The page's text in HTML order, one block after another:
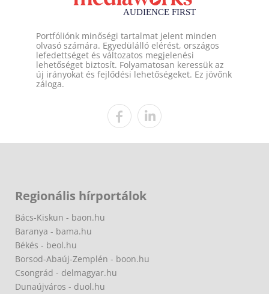
Portfóliónk minőségi tartalmat jelent minden
olvasó számára. Egyedülálló elérést, országos
lefedettséget és változatos megjelenési
lehetőséget biztosít. Folyamatosan keressük az
új irányokat és fejlődési lehetőségeket. Ez jövőnk
záloga.
Regionális hírportálok
Bács-Kiskun - baon.hu
Baranya - bama.hu
Békés - beol.hu
Borsod-Abaúj-Zemplén - boon.hu
Csongrád - delmagyar.hu
Dunaújváros - duol.hu